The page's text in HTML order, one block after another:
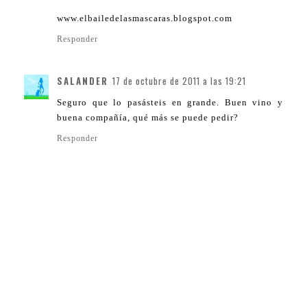
www.elbailedelasmascaras.blogspot.com
Responder
SALANDER 17 de octubre de 2011 a las 19:21
Seguro que lo pasásteis en grande. Buen vino y
buena compañía, qué más se puede pedir?
Responder